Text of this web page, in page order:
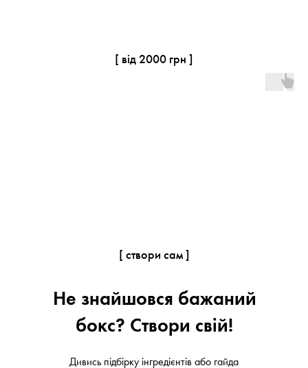
[ від 2000 грн ]
[ створи сам ]
Дивись підбірку інгредієнтів або гайда
Не знайшовся бажаний
бокс? Створи свій!